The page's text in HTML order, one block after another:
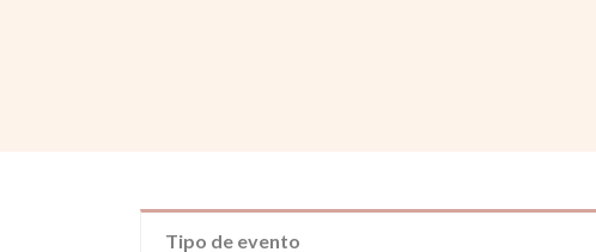
Tipo de evento